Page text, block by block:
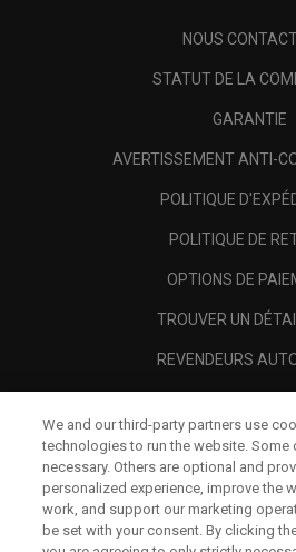
NOUS
STATUT DE LA
GARANTIE
AVERTISSEMENT ANTI-
POLITIQUE
POLITIQUE DE
OPTIONS DE
TROUVER UN
REVENDEURS
A PROPOS
MENTIONS
We and our third-party partners use
technologies to run the website. Some
necessary. Others are optional and
personalized experience, improve the
work, and support our marketing
be set with your consent. By clicking